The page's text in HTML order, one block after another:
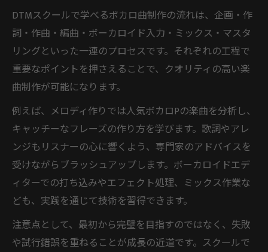
DTMスクールで学べるボカロ曲制作の流れは、企画・作
詞・作曲・編曲・ボーカロイド入力・ミックス・マスタ
リングといった一連のプロセスです。それぞれの工程で
重要なポイントを押さえることで、クオリティの高い楽
曲制作が可能になります。
例えば、メロディ作りでは人気ボカロPの楽曲を分析し、
キャッチーなフレーズの作り方を学びます。歌詞やアレ
ンジもリスナーの心に響くよう、専門家のアドバイスを
受けながらブラッシュアップします。ボーカロイドエデ
ィターでの打ち込みやエフェクト処理、ミックス作業な
ども、実践を通じて技術を習得できます。
注意点として、最初から完璧を目指すのではなく、失敗
や試行錯誤を重ねることが成長の近道です。スクールで